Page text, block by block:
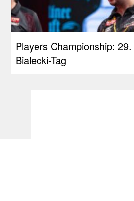
Players Championship:
Bialecki-Tag